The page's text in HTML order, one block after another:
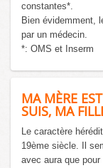
constantes*.
Bien évidemment,
par un médecin.
*: OMS et Inserm
MA MÈRE
SUIS, MA
Le caractère
19ème siècle. Il
avec aura que